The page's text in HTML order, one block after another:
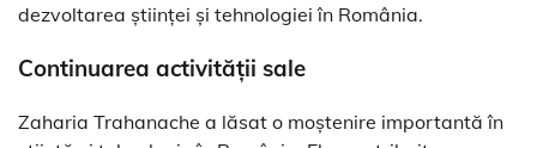
dezvoltarea științei și tehnologiei în România.
Continuarea activității sale
Zaharia Trahanache a lăsat o moștenire importantă în